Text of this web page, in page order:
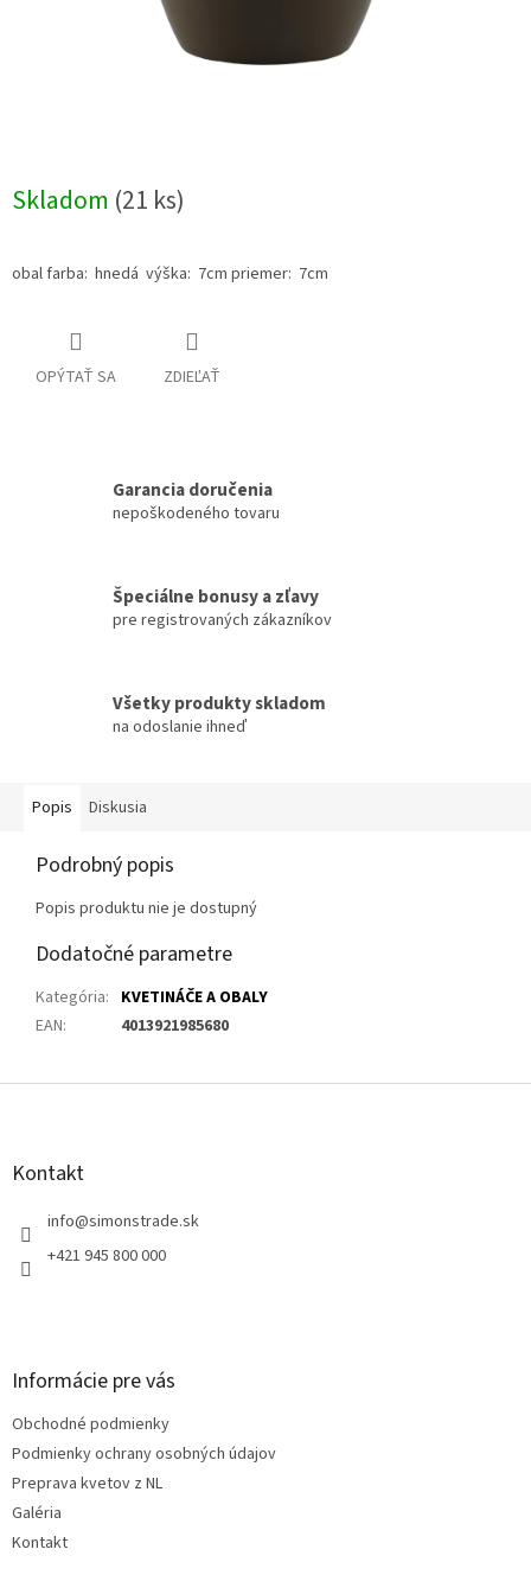
Skladom (21 ks)
obal farba: hnedá výška: 7cm priemer: 7cm
OPÝTAŤ SA ZDIEĽAŤ
Garancia doručenia
nepoškodeného tovaru
Špeciálne bonusy a zľavy
pre registrovaných zákazníkov
Všetky produkty skladom
na odoslanie ihneď
Popis Diskusia
Podrobný popis
Popis produktu nie je dostupný
Dodatočné parametre
Kategória: KVETINÁČE A OBALY
EAN: 4013921985680
Z
Kontakt
info@simonstrade.sk
+421 945 800 000
Informácie pre vás
Obchodné podmienky
Podmienky ochrany osobných údajov
Preprava kvetov z NL
Galéria
Kontakt